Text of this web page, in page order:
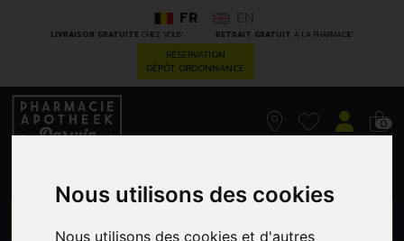
Nous utilisons des cookies
Nous utilisons des cookies et d'autres
LIVRAISON GRATUITECHEZ VOUS* RETRAIT GRATUIT À LA PHARMACIE*
FR
RÉSERVATION
DÉPÔT ORDONNANCE
0